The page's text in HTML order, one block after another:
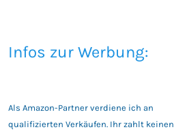
Infos zur Werbung:
Als Amazon-Partner verdiene ich an
qualifizierten Verkäufen. Ihr zahlt keinen